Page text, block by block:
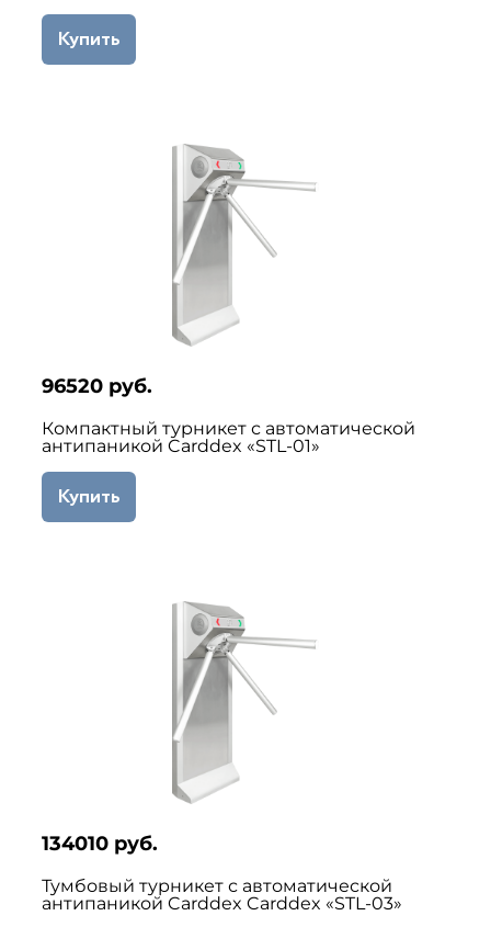
Купить
96520 руб.
Компактный турникет с автоматической
антипаникой Carddex «STL-01»
Купить
134010 руб.
Тумбовый турникет с автоматической
антипаникой Carddex Carddex «STL-03»